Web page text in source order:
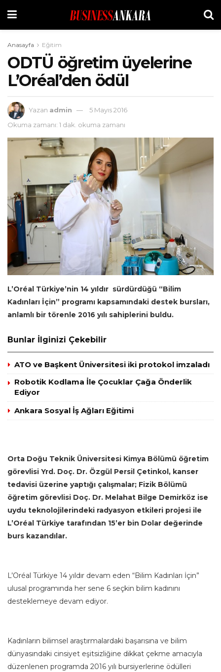
Anasayfa Eğitim
ODTÜ öğretim üyelerine
L’Oréal’den ödül
Yazan admin
5 Mayıs 2016
Okuma zamanı: 1 dak. okuma zamanı
L’Oréal Türkiye’nin 14 yıldır sürdürdüğü “Bilim
Kadınları İçin” programı kapsamındaki destek bursları,
anlamlı bir törenle 2016 yılı sahiplerini buldu.
Bunlar İlginizi Çekebilir
ATO ve Başkent Üniversitesi iki protokol imzaladı
Robotik Kodlama İle Çocuklar Çağa Önderlik
Ediyor
Ankara Sosyal İş Ağları Eğitimi
Orta Doğu Teknik Üniversitesi Kimya Bölümü öğretim
görevlisi Yrd. Doç. Dr. Özgül Persil Çetinkol, kanser
tedavisi üzerine yaptığı çalışmalar; Fizik Bölümü
öğretim görevlisi Doç. Dr. Melahat Bilge Demirköz ise
uydu teknolojilerindeki radyasyon etkileri projesi ile
L’Oréal Türkiye tarafından 15’er bin Dolar değerinde
burs kazandılar.
L’Oréal Türkiye 14 yıldır devam eden “Bilim Kadınları İçin”
ulusal programında her sene 6 seçkin bilim kadınını
desteklemeye devam ediyor.
Kadınların bilimsel araştırmalardaki başarısına ve bilim
dünyasındaki cinsiyet eşitsizliğine dikkat çekme amacıyla
düzenlenen programda 2016 yılı bursiyerlerine ödülleri